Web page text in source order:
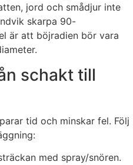
jord och smådjur inte
skarpa 90-
är att böjradien bör vara
schakt till
tid och minskar fel. Följ
med spray/snören.